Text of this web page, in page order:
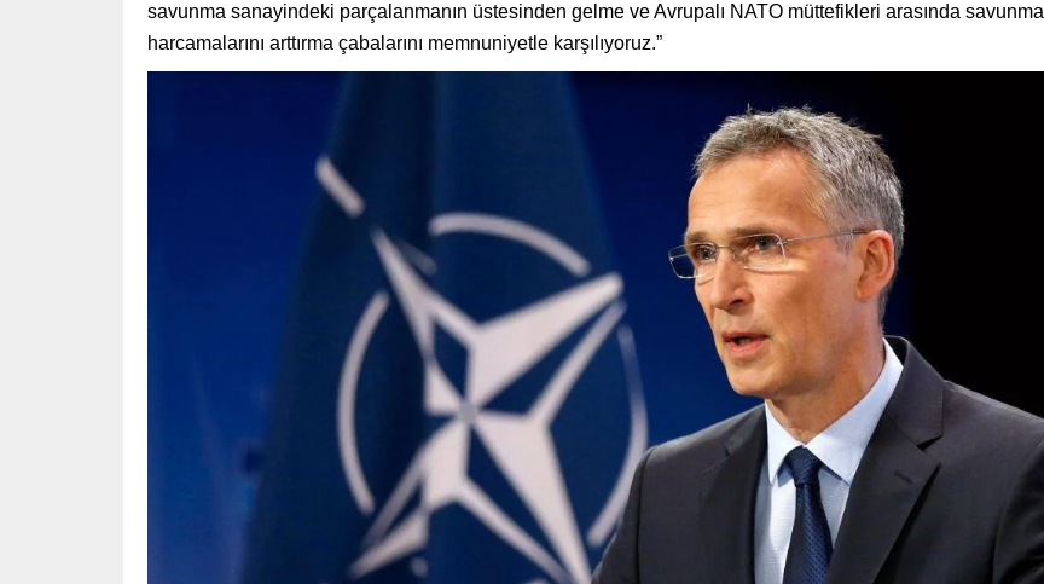
savunma sanayindeki parçalanmanın üstesinden gelme ve Avrupalı NATO müttefikleri arasında savunma
harcamalarını arttırma çabalarını memnuniyetle karşılıyoruz.”